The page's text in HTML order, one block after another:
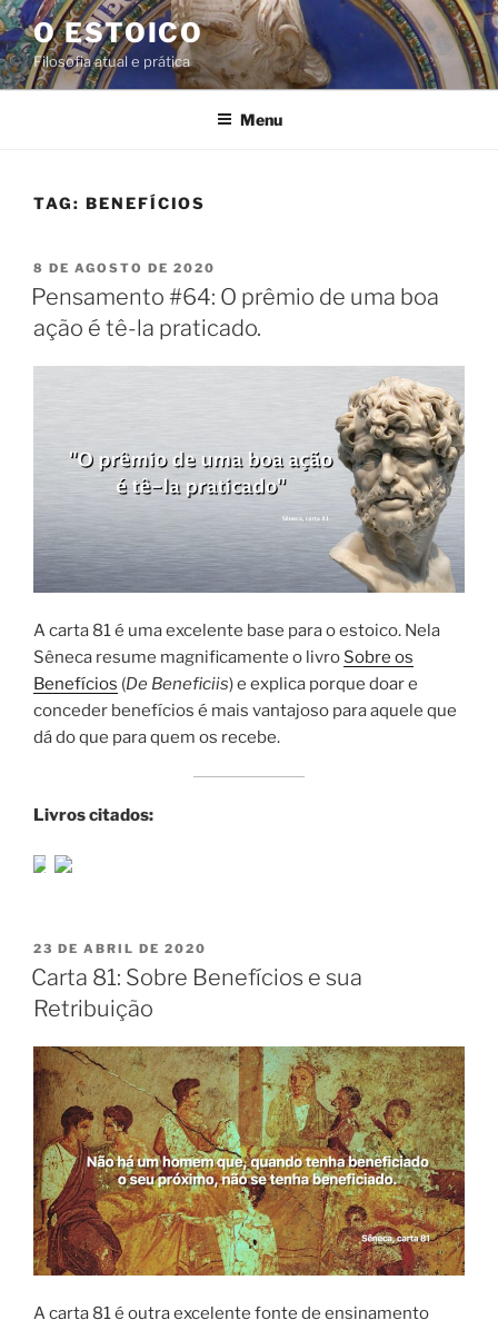
Pular
para
o
conteúdo
O ESTOICO
Filosofia atual e prática
Menu
TAG: BENEFÍCIOS
PUBLICADO
EM
8 DE AGOSTO DE 2020
Pensamento #64: O prêmio de uma boa
ação é tê-la praticado.
A carta 81 é uma excelente base para o estoico. Nela
Sêneca resume magnificamente o livro Sobre os
Benefícios (De Beneficiis) e explica porque doar e
conceder benefícios é mais vantajoso para aquele que
dá do que para quem os recebe.
Livros citados:
PUBLICADO
EM
23 DE ABRIL DE 2020
Carta 81: Sobre Benefícios e sua
Retribuição
A carta 81 é outra excelente fonte de ensinamento